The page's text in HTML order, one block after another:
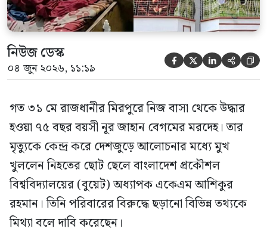
নিউজ ডেস্ক
০৪ জুন ২০২৬, ১১:১৯     
গত ৩১ মে রাজধানীর মিরপুরে নিজ বাসা থেকে উদ্ধার
হওয়া ৭৫ বছর বয়সী নূর জাহান বেগমের মরদেহ। তার
মৃত্যুকে কেন্দ্র করে দেশজুড়ে আলোচনার মধ্যে মুখ
খুললেন নিহতের ছোট ছেলে বাংলাদেশ প্রকৌশল
বিশ্ববিদ্যালয়ের (বুয়েট) অধ্যাপক একেএম আশিকুর
রহমান। তিনি পরিবারের বিরুদ্ধে ছড়ানো বিভিন্ন তথ্যকে
মিথ্যা বলে দাবি করেছেন।